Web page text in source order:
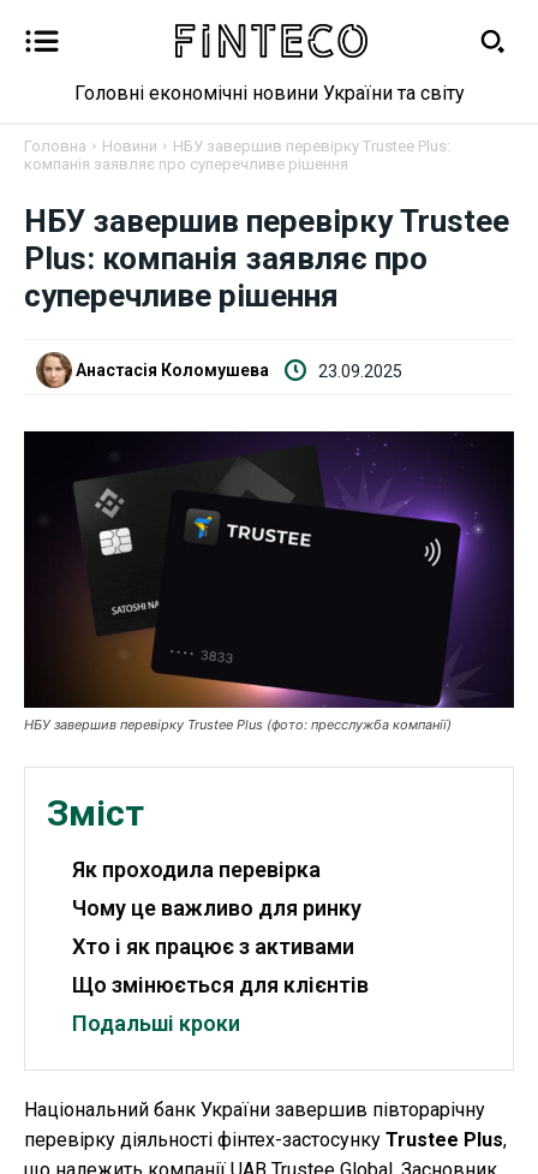
Новини
Бізнес
Фінанси
Валютний ринок
Криптовалюта
Робота і освіта
Публікації
Курс валют
Ми в соц. мережах
Головні економічні новини України та світу
Головна Новини
НБУ завершив перевірку Trustee Plus:
компанія заявляє про суперечливе рішення
НБУ завершив перевірку Trustee
Plus: компанія заявляє про
суперечливе рішення
Анастасія Коломушева 23.09.2025
НБУ завершив перевірку Trustee Plus (фото: пресслужба компанії)
Зміст
Як проходила перевірка
Чому це важливо для ринку
Хто і як працює з активами
Що змінюється для клієнтів
Подальші кроки
Національний банк України завершив півторарічну
перевірку діяльності фінтех-застосунку Trustee Plus,